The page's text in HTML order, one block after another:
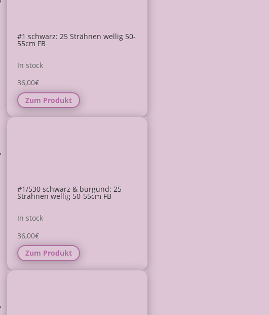
#1 schwarz: 25 Strähnen wellig 50-
55cm FB
In stock
36,00€
Zum Produkt
#1/530 schwarz & burgund: 25
Strähnen wellig 50-55cm FB
In stock
36,00€
Zum Produkt